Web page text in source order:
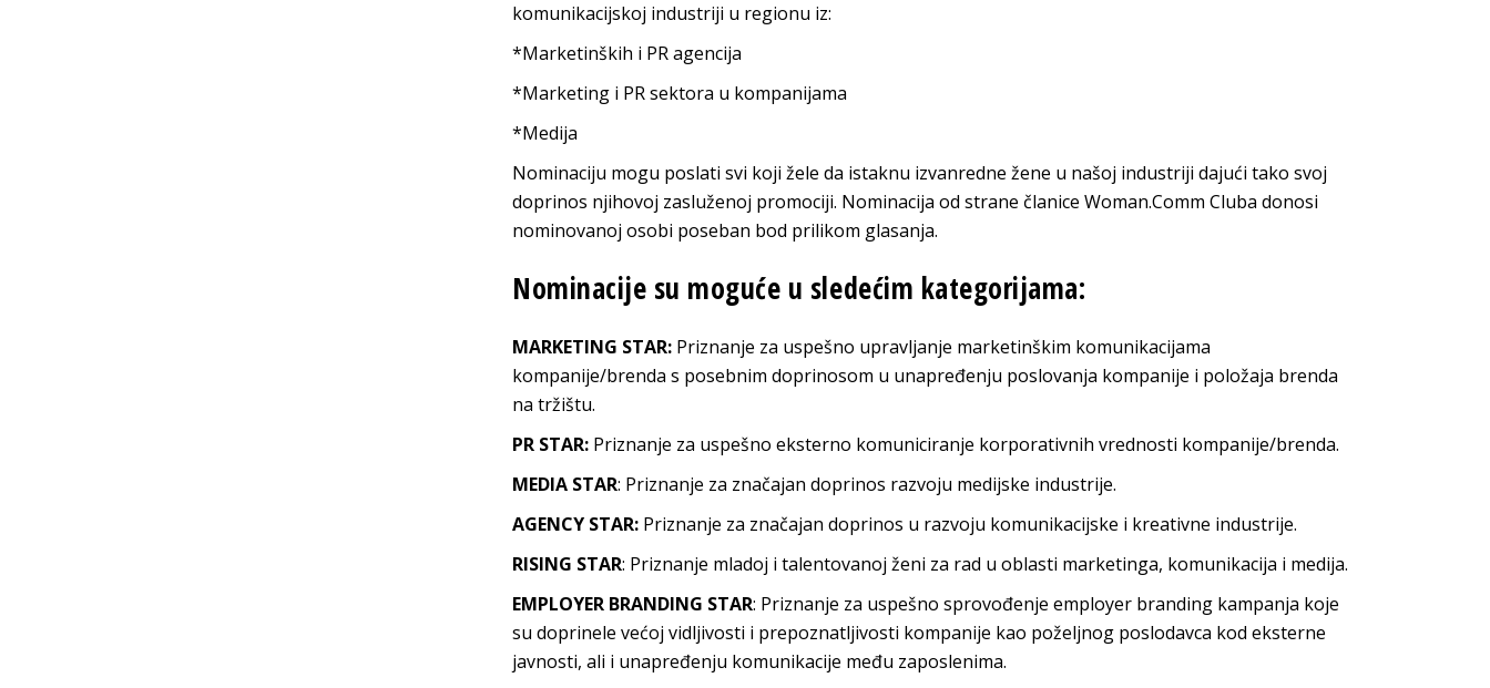
komunikacijskoj industriji u regionu iz:
*Marketinških i PR agencija
*Marketing i PR sektora u kompanijama
*Medija
Nominaciju mogu poslati svi koji žele da istaknu izvanredne žene u našoj industriji dajući tako svoj
doprinos njihovoj zasluženoj promociji. Nominacija od strane članice Woman.Comm Cluba donosi
nominovanoj osobi poseban bod prilikom glasanja.
Nominacije su moguće u sledećim kategorijama:
MARKETING STAR: Priznanje za uspešno upravljanje marketinškim komunikacijama
kompanije/brenda s posebnim doprinosom u unapređenju poslovanja kompanije i položaja brenda
na tržištu.
PR STAR: Priznanje za uspešno eksterno komuniciranje korporativnih vrednosti kompanije/brenda.
MEDIA STAR: Priznanje za značajan doprinos razvoju medijske industrije.
AGENCY STAR: Priznanje za značajan doprinos u razvoju komunikacijske i kreativne industrije.
RISING STAR: Priznanje mladoj i talentovanoj ženi za rad u oblasti marketinga, komunikacija i medija.
EMPLOYER BRANDING STAR: Priznanje za uspešno sprovođenje employer branding kampanja koje
su doprinele većoj vidljivosti i prepoznatljivosti kompanije kao poželjnog poslodavca kod eksterne
javnosti, ali i unapređenju komunikacije među zaposlenima.